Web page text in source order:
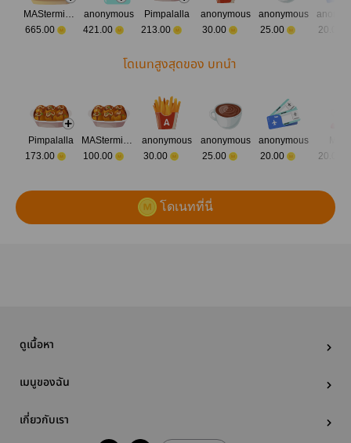
MAStermind Eustoma
665.00
anonymous
421.00
Pimpalalla
213.00
anonymous
30.00
anonymous
25.00
20.00
โดเนทสูงสุดของ บทนำ
Pimpalalla
173.00
MAStermind Eustoma
100.00
anonymous
30.00
anonymous
25.00
anonymous
20.00
20.00
โดเนทที่นี่
ดูเนื้อหา
เมนูของฉัน
เกี่ยวกับเรา